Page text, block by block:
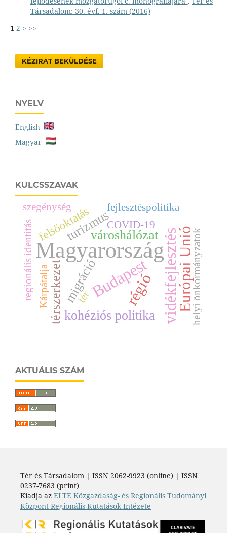
Társadalom: 30. évf. 1. szám (2016)
1 2 > >>
KÉZIRAT BEKÜLDÉSE
NYELV
English
Magyar
KULCSSZAVAK
Magyarországvidékfejlesztés
Budapest Európai Unió
régió
városhálózat
kohéziós politika
migráció
turizmus
térszerkezet
felsőoktatás COVID-19
helyi önkormányzatok
regionális identitás
szegénység
tér
fejlesztéspolitika
Kárpátalja
AKTUÁLIS SZÁM
Tér és Társadalom | ISSN 2062-9923 (online) | ISSN
0237-7683 (print)
Kiadja az ELTE Közgazdaság- és Regionális Tudományi
Központ Regionális Kutatások Intézete